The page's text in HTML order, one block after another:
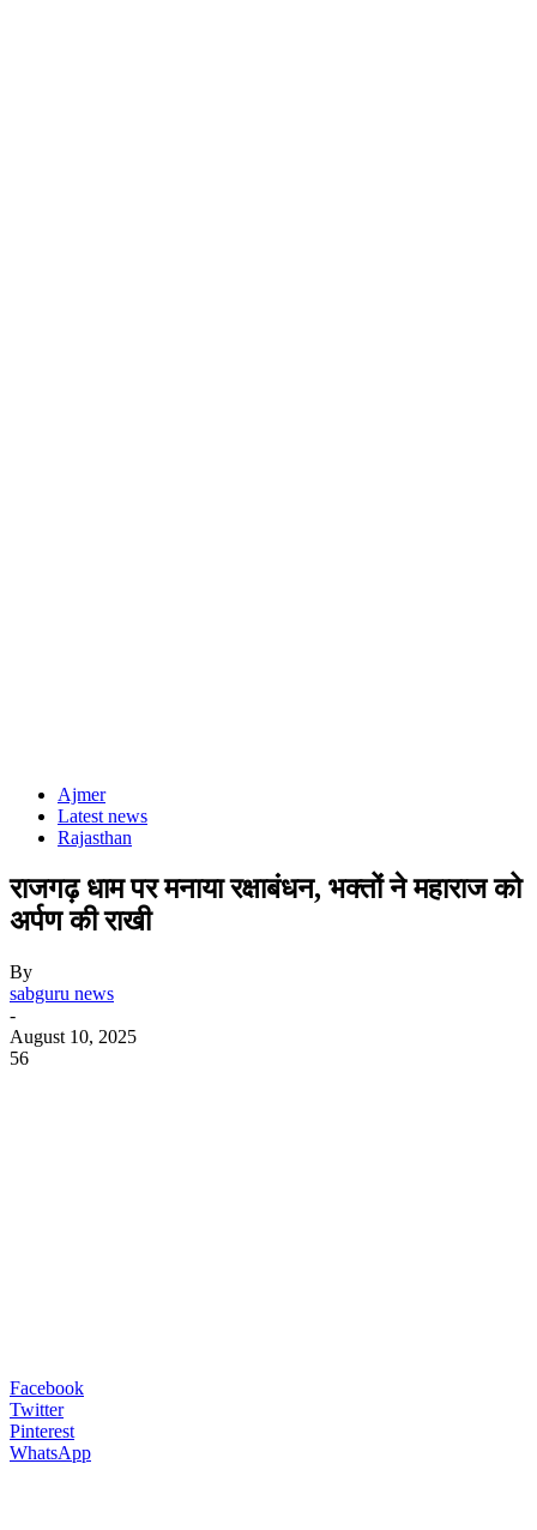
Ajmer
Latest news
Rajasthan
राजगढ़ धाम पर मनाया रक्षाबंधन, भक्तों ने महाराज को
अर्पण की राखी
By
sabguru news
-
August 10, 2025
56
Facebook
Twitter
Pinterest
WhatsApp